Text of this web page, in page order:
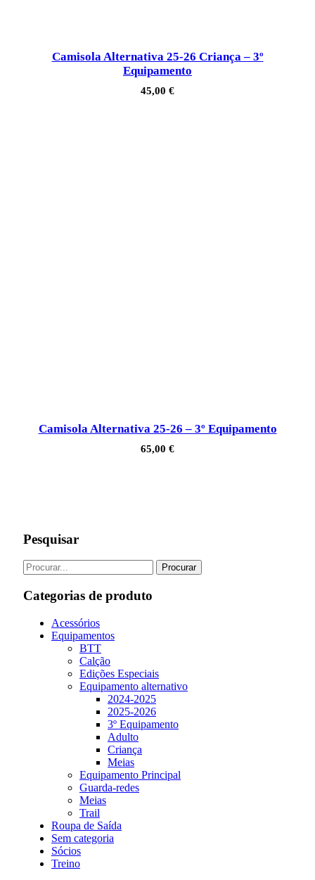
Camisola Alternativa 25-26 Criança – 3º
Equipamento
45,00 €
Camisola Alternativa 25-26 – 3º Equipamento
65,00 €
Pesquisar
Categorias de produto
Acessórios
Equipamentos
BTT
Calção
Edições Especiais
Equipamento alternativo
2024-2025
2025-2026
3º Equipamento
Adulto
Criança
Meias
Equipamento Principal
Guarda-redes
Meias
Trail
Roupa de Saída
Sem categoria
Sócios
Treino